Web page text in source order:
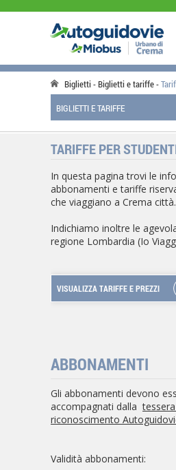
Biglietti Biglietti e tariffe
BIGLIETTI E TARIFFE
TARIFFE PER
In questa pagina trovi le
abbonamenti e tariffe
che viaggiano a Crema città.
Indichiamo inoltre le
regione Lombardia (Io
VISUALIZZA TARIFFE E PREZZI
ABBONAMENTI
Gli abbonamenti devono
accompagnati dalla
riconoscimento
Validità abbonamenti: